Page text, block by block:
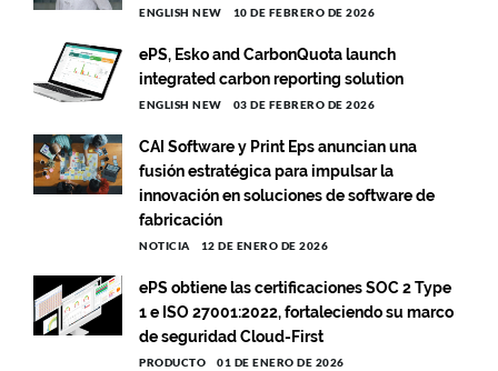
ENGLISH NEW 10 DE FEBRERO DE 2026
ePS, Esko and CarbonQuota launch
integrated carbon reporting solution
ENGLISH NEW 03 DE FEBRERO DE 2026
CAI Software y Print Eps anuncian una
fusión estratégica para impulsar la
innovación en soluciones de software de
fabricación
NOTICIA 12 DE ENERO DE 2026
ePS obtiene las certificaciones SOC 2 Type
1 e ISO 27001:2022, fortaleciendo su marco
de seguridad Cloud-First
PRODUCTO 01 DE ENERO DE 2026